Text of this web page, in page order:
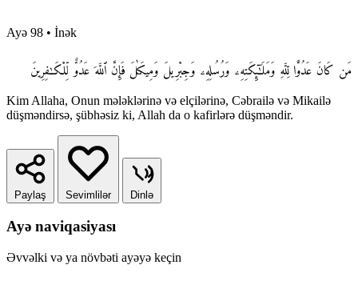
Ayə 98 • İnək
مَن كَانَ عَدُوًّا لِّلَّهِ وَمَلَـٰٓئِكَتِهِۦ وَرُسُلِهِۦ وَجِبْرِيلَ وَمِيكَىٰلَ فَإِنَّ ٱللَّهَ عَدُوٌّ لِّلْكَـٰفِرِينَ
Kim Allaha, Onun mələklərinə və elçilərinə, Cəbrailə və Mikailə
düşməndirsə, şübhəsiz ki, Allah da o kafirlərə düşməndir.
Paylaş Sevimlilər Dinlə
Ayə naviqasiyası
Əvvəlki və ya növbəti ayəyə keçin